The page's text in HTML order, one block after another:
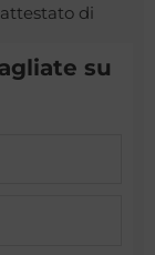
di
su